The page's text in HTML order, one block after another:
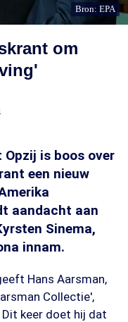
Bron: EPA
om
is boos over
een nieuw
aandacht aan
Sinema,
innam.
Hans Aarsman,
Collectie',
keer doet hij dat